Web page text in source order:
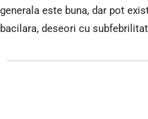
generala este buna, dar pot
bacilara, deseori cu